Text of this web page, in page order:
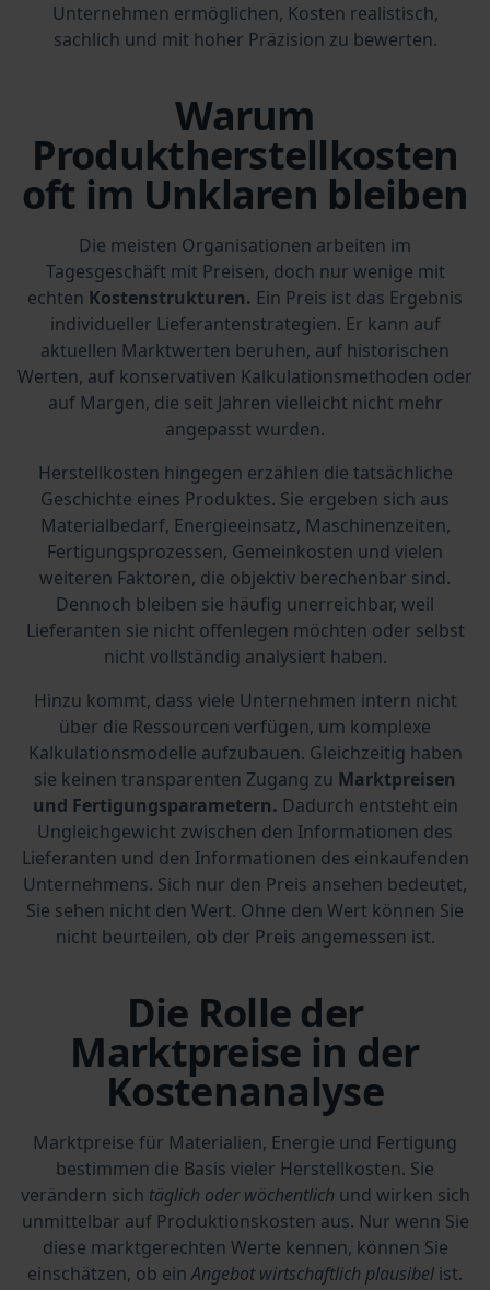
Unternehmen ermöglichen, Kosten realistisch,
sachlich und mit hoher Präzision zu bewerten.
Warum
Produktherstellkosten
oft im Unklaren bleiben
Die meisten Organisationen arbeiten im
Tagesgeschäft mit Preisen, doch nur wenige mit
echten Kostenstrukturen. Ein Preis ist das Ergebnis
individueller Lieferantenstrategien. Er kann auf
aktuellen Marktwerten beruhen, auf historischen
Werten, auf konservativen Kalkulationsmethoden oder
auf Margen, die seit Jahren vielleicht nicht mehr
angepasst wurden.
Herstellkosten hingegen erzählen die tatsächliche
Geschichte eines Produktes. Sie ergeben sich aus
Materialbedarf, Energieeinsatz, Maschinenzeiten,
Fertigungsprozessen, Gemeinkosten und vielen
weiteren Faktoren, die objektiv berechenbar sind.
Dennoch bleiben sie häufig unerreichbar, weil
Lieferanten sie nicht offenlegen möchten oder selbst
nicht vollständig analysiert haben.
Hinzu kommt, dass viele Unternehmen intern nicht
über die Ressourcen verfügen, um komplexe
Kalkulationsmodelle aufzubauen. Gleichzeitig haben
sie keinen transparenten Zugang zu Marktpreisen
und Fertigungsparametern. Dadurch entsteht ein
Ungleichgewicht zwischen den Informationen des
Lieferanten und den Informationen des einkaufenden
Unternehmens. Sich nur den Preis ansehen bedeutet,
Sie sehen nicht den Wert. Ohne den Wert können Sie
nicht beurteilen, ob der Preis angemessen ist.
Die Rolle der
Marktpreise in der
Kostenanalyse
Marktpreise für Materialien, Energie und Fertigung
bestimmen die Basis vieler Herstellkosten. Sie
verändern sich täglich oder wöchentlich und wirken sich
unmittelbar auf Produktionskosten aus. Nur wenn Sie
diese marktgerechten Werte kennen, können Sie
einschätzen, ob einAngebot wirtschaftlich plausibel ist.